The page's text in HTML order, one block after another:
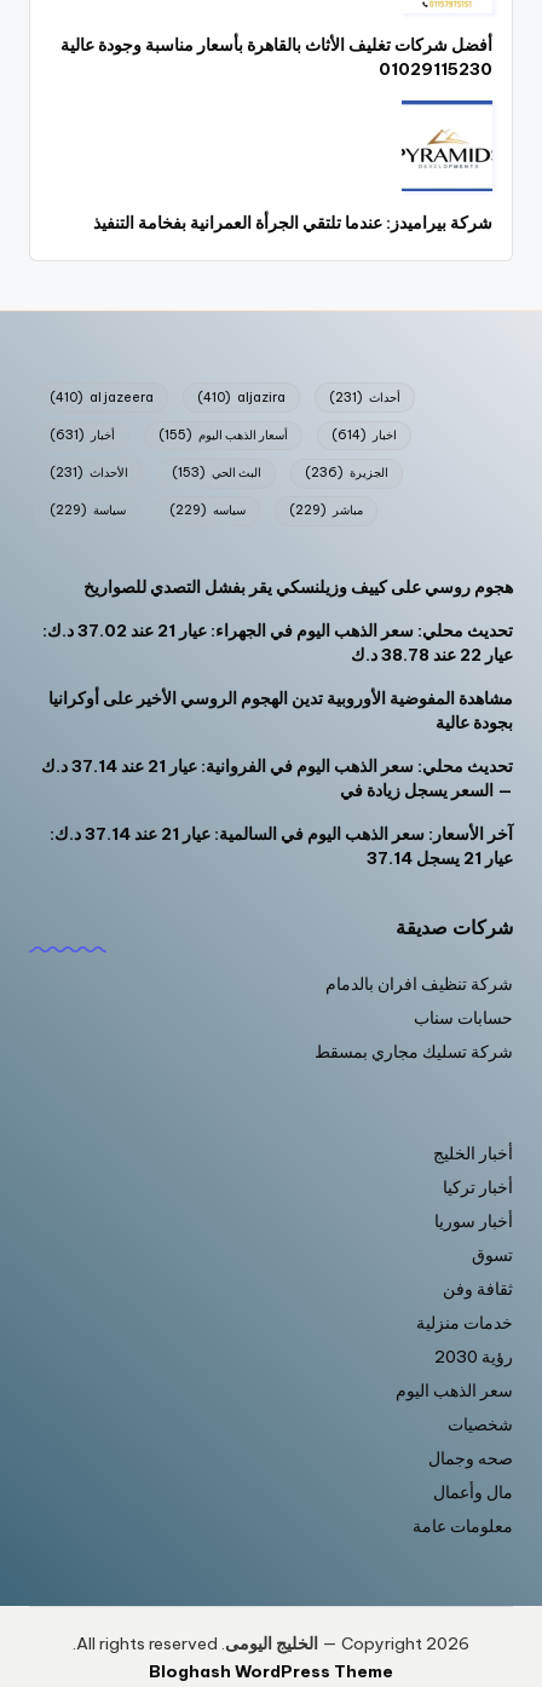
أفضل شركات تغليف الأثاث بالقاهرة بأسعار مناسبة وجودة عالية
01029115230
شركة بيراميدز: عندما تلتقي الجرأة العمرانية بفخامة التنفيذ
al jazeera
(410) aljazira
(410) أحداث (231)
أخبار (631) أسعار الذهب اليوم (155) اخبار (614)
الأحداث (231) البث الحي (153) الجزيرة (236)
سياسة (229) سياسه (229) مباشر (229)
هجوم روسي على كييف وزيلنسكي يقر بفشل التصدي للصواريخ
تحديث محلي: سعر الذهب اليوم في الجهراء: عيار 21 عند 37.02 د.ك:
عيار 22 عند 38.78 د.ك
مشاهدة المفوضية الأوروبية تدين الهجوم الروسي الأخير على أوكرانيا
بجودة عالية
تحديث محلي: سعر الذهب اليوم في الفروانية: عيار 21 عند 37.14 د.ك
— السعر يسجل زيادة في
آخر الأسعار: سعر الذهب اليوم في السالمية: عيار 21 عند 37.14 د.ك:
عيار 21 يسجل 37.14
شركات صديقة
شركة تنظيف افران بالدمام
حسابات سناب
شركة تسليك مجاري بمسقط
أخبار الخليج
أخبار تركيا
أخبار سوريا
تسوق
ثقافة وفن
خدمات منزلية
رؤية 2030
سعر الذهب اليوم
شخصيات
صحه وجمال
مال وأعمال
معلومات عامة
Copyright 2026 — الخليج اليومى. All rights reserved.
Bloghash WordPress Theme